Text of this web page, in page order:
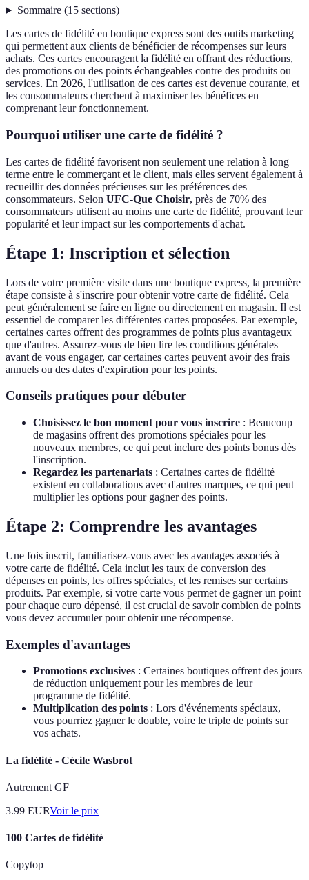
Sommaire(15 sections)
Les cartes de fidélité en boutique express sont des outils marketing
qui permettent aux clients de bénéficier de récompenses sur leurs
achats. Ces cartes encouragent la fidélité en offrant des réductions,
des promotions ou des points échangeables contre des produits ou
services. En 2026, l'utilisation de ces cartes est devenue courante, et
les consommateurs cherchent à maximiser les bénéfices en
comprenant leur fonctionnement.
Pourquoi utiliser une carte de fidélité ?
Les cartes de fidélité favorisent non seulement une relation à long
terme entre le commerçant et le client, mais elles servent également à
recueillir des données précieuses sur les préférences des
consommateurs. Selon UFC-Que Choisir, près de 70% des
consommateurs utilisent au moins une carte de fidélité, prouvant leur
popularité et leur impact sur les comportements d'achat.
Étape 1: Inscription et sélection
Lors de votre première visite dans une boutique express, la première
étape consiste à s'inscrire pour obtenir votre carte de fidélité. Cela
peut généralement se faire en ligne ou directement en magasin. Il est
essentiel de comparer les différentes cartes proposées. Par exemple,
certaines cartes offrent des programmes de points plus avantageux
que d'autres. Assurez-vous de bien lire les conditions générales
avant de vous engager, car certaines cartes peuvent avoir des frais
annuels ou des dates d'expiration pour les points.
Conseils pratiques pour débuter
Choisissez le bon moment pour vous inscrire : Beaucoup
de magasins offrent des promotions spéciales pour les
nouveaux membres, ce qui peut inclure des points bonus dès
l'inscription.
Regardez les partenariats : Certaines cartes de fidélité
existent en collaborations avec d'autres marques, ce qui peut
multiplier les options pour gagner des points.
Étape 2: Comprendre les avantages
Une fois inscrit, familiarisez-vous avec les avantages associés à
votre carte de fidélité. Cela inclut les taux de conversion des
dépenses en points, les offres spéciales, et les remises sur certains
produits. Par exemple, si votre carte vous permet de gagner un point
pour chaque euro dépensé, il est crucial de savoir combien de points
vous devez accumuler pour obtenir une récompense.
Exemples d'avantages
Promotions exclusives : Certaines boutiques offrent des jours
de réduction uniquement pour les membres de leur
programme de fidélité.
Multiplication des points : Lors d'événements spéciaux,
vous pourriez gagner le double, voire le triple de points sur
vos achats.
La fidélité - Cécile Wasbrot
Autrement GF
3.99 EURVoir le prix
100 Cartes de fidélité
Copytop